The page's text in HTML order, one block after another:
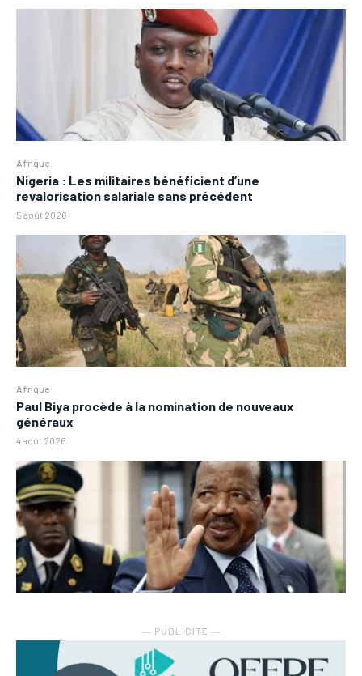
Afrique
Nigeria : Les militaires bénéficient d’une
revalorisation salariale sans précédent
5 août 2026
Afrique
Paul Biya procède à la nomination de nouveaux
généraux
4 août 2026
― PUBLICITE ―